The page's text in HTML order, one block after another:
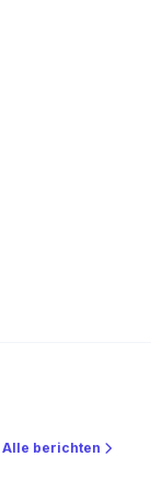
Alle berichten